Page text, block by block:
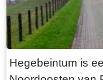
was
burgemeester
Rauwerderhem.
staat een eindje
stellen maar toen
Hegebeintum is